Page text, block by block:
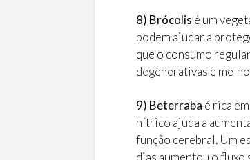
8) Brócolis é um
podem ajudar a
que o consumo
degenerativas e
9) Beterraba é rica
nítrico ajuda a
função cerebral. Um
dias aumentou o